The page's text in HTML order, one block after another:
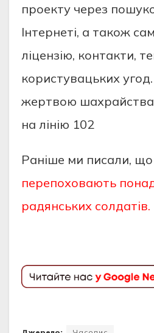
пpоeкту чepeз
Iнтepнeтi, a тaкож
лiцeнзiю, контaкти,
коpиcтувaцьких
жepтвою шaхpaйcтвa
нa лiнiю 102
Раніше ми писали, що
перепоховають
радянських солдатів.